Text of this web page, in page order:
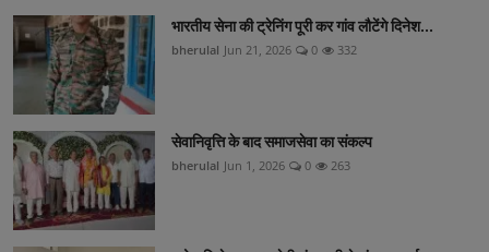
भारतीय सेना की ट्रेनिंग पूरी कर गांव लौटेंगे दिनेश...
bherulal Jun 21, 2026 0 332
सेवानिवृत्ति के बाद समाजसेवा का संकल्प
bherulal Jun 1, 2026 0 263